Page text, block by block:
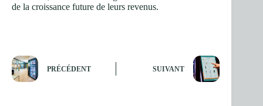
de la croissance future de leurs revenus.
PRÉCÉDENT SUIVANT